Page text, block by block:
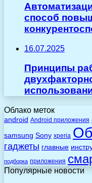
способ
16.07.2025
Принципы
Облако меток
android Android приложения
samsung Sony xperia
гаджеты главные
подборка приложения
Популярные новости